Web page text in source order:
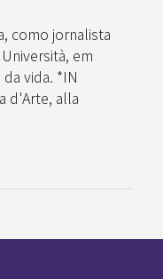
como jornalista
em
vida. *IN
d'Arte, alla